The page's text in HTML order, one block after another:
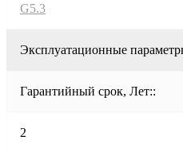
G5.3
Эксплуатационные
Гарантийный срок, Лет::
2